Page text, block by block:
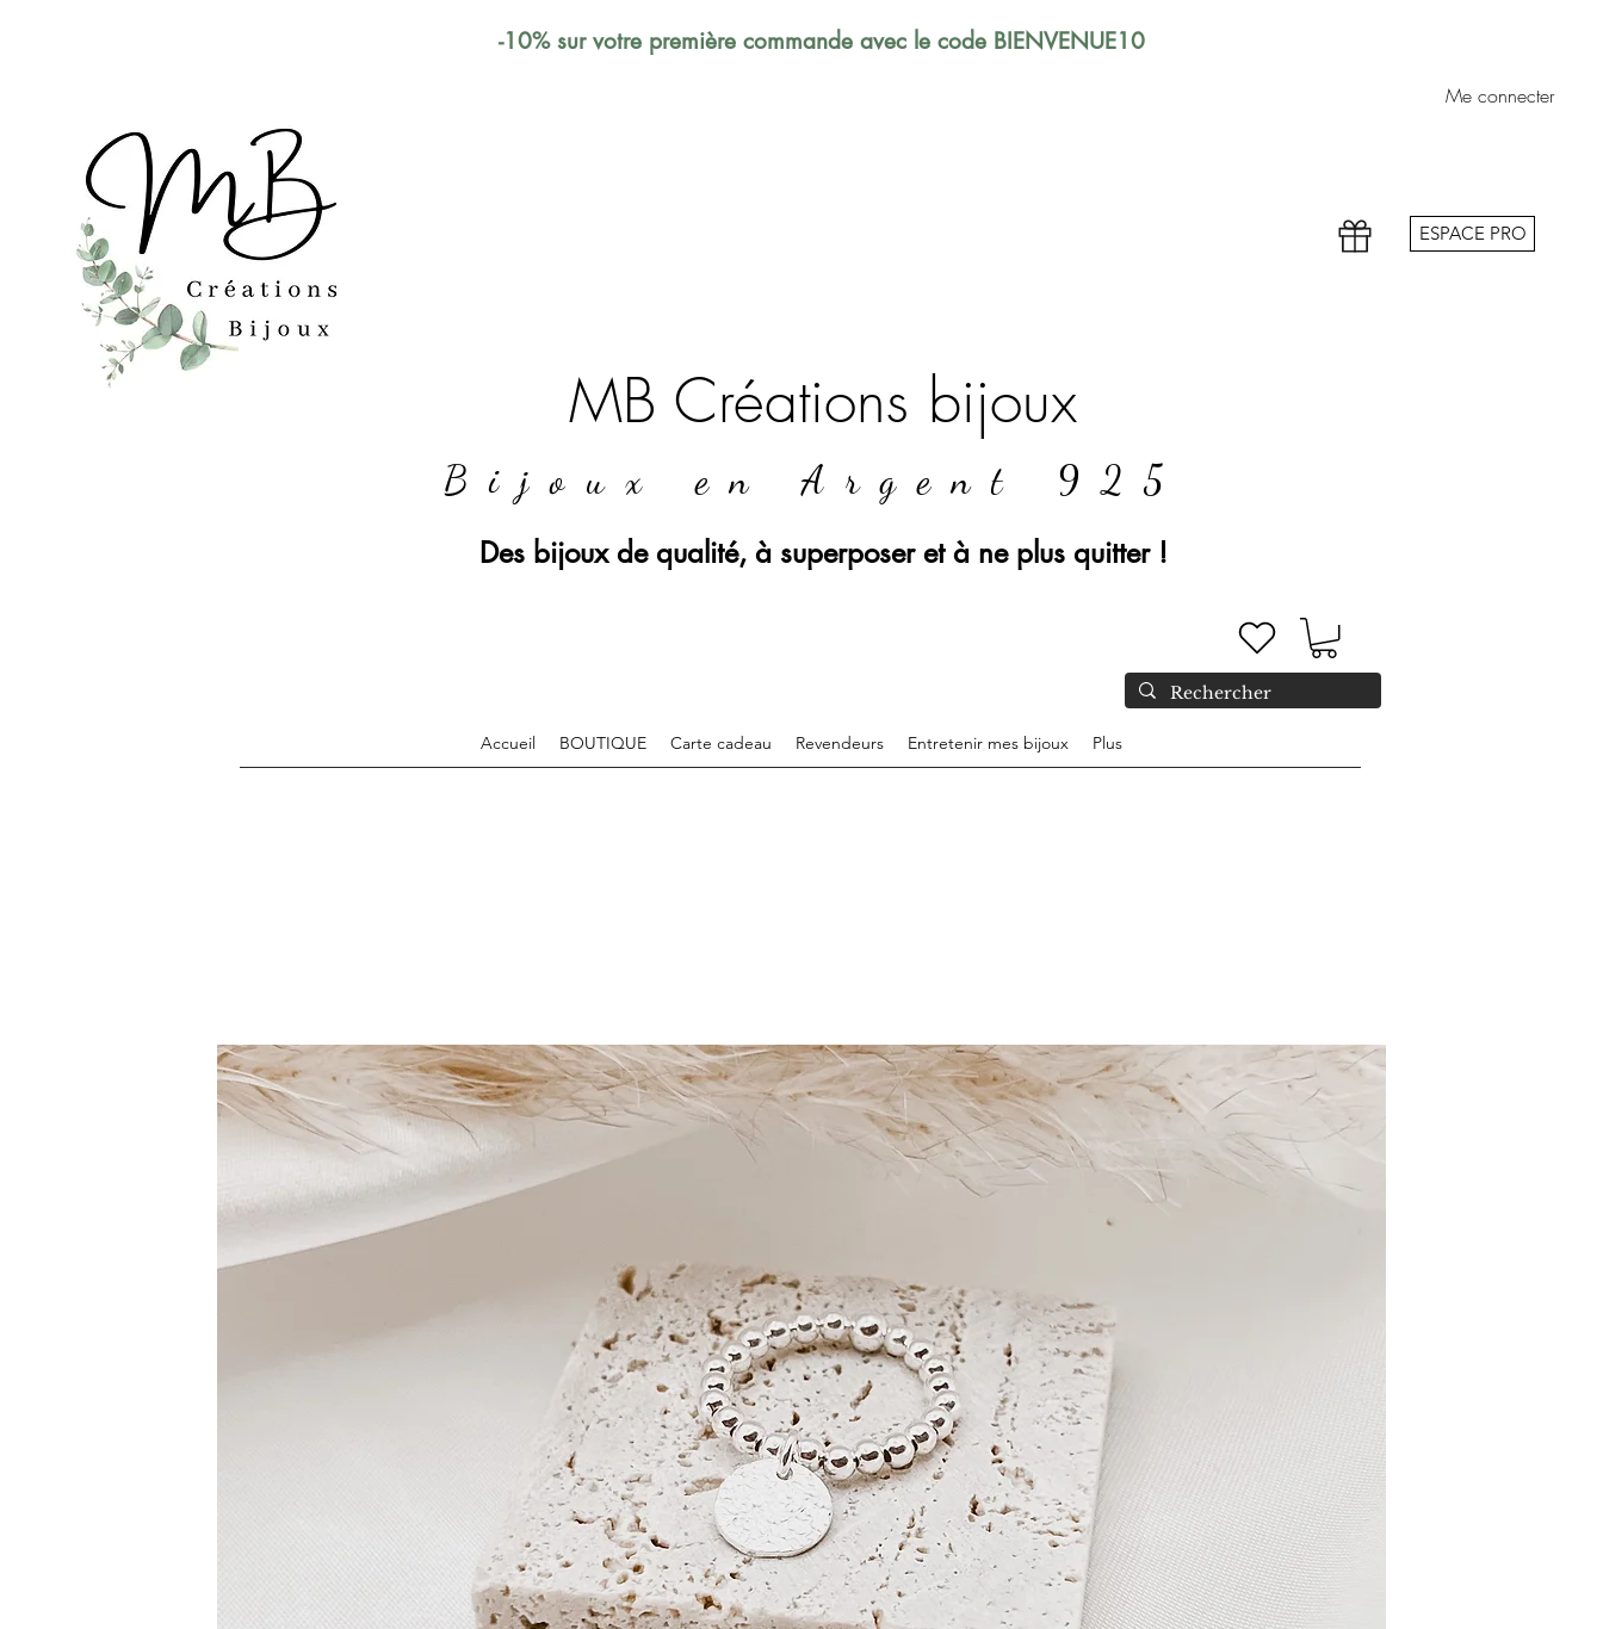
-10% sur votre première commande avec le code BIENVENUE10
MB Créations bijoux
Me connecter
ESPACE PRO
Bijoux en Argent 925
Des bijoux de qualité, à superposer et à ne plus quitter !
Accueil BOUTIQUE Carte cadeau Revendeurs Entretenir mes bijoux Plus